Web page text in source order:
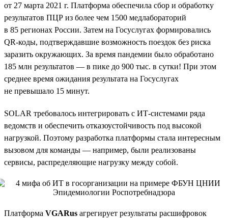
от 27 марта 2021 г. Платформа обеспечила сбор и обработку
результатов ПЦР из более чем 1500 медлабораторий
в 85 регионах России. Затем на Госуслугах формировались
QR-коды, подтверждавшие возможность поездок без риска
заразить окружающих. За время пандемии было обработано
185 млн результатов — в пике до 900 тыс. в сутки! При этом
среднее время ожидания результата на Госуслугах
не превышало 15 минут.
SOLAR требовалось интегрировать с ИТ-системами ряда
ведомств и обеспечить отказоустойчивость под высокой
нагрузкой. Поэтому разработка платформы стала интересным
вызовом для команды — например, были реализованы
сервисы, распределяющие нагрузку между собой.
Платформа VGARus агрегирует результаты расшифровок